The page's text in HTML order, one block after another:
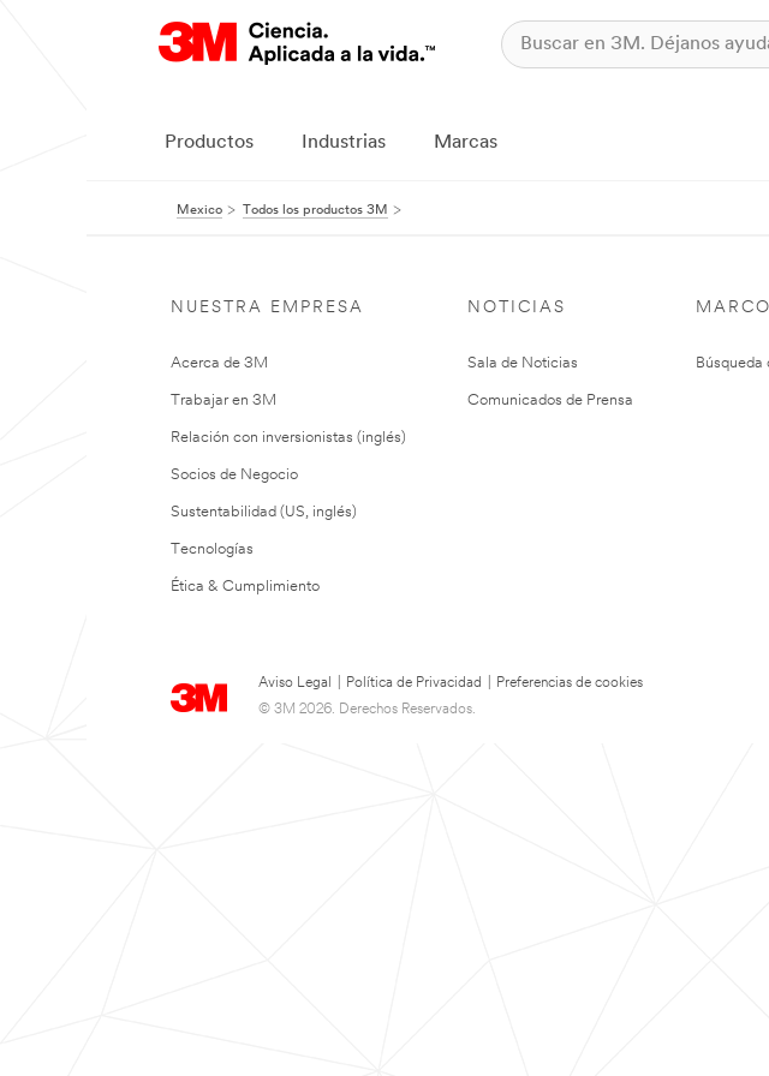
Productos Industrias Marcas
Mexico Todos los productos 3M
NUESTRA EMPRESA
Acerca de 3M
Trabajar en 3M
Relación con inversionistas (inglés)
Socios de Negocio
Sustentabilidad (US, inglés)
Tecnologías
Ética & Cumplimiento
NOTICIAS
Sala de Noticias
Comunicados de Prensa
Búsqueda
Aviso Legal Política de Privacidad
Preferencias de cookies
© 3M 2026. Derechos Reservados.